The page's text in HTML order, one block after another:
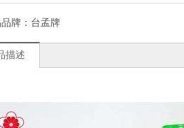
牌： 台孟牌
描述